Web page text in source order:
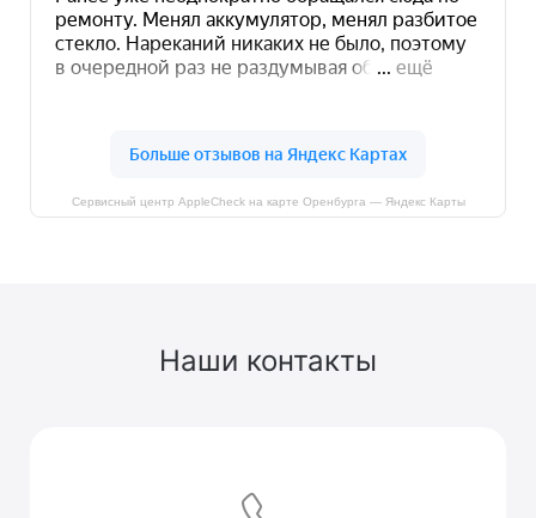
Сервисный центр AppleCheck на карте Оренбурга — Яндекс Карты
Наши контакты